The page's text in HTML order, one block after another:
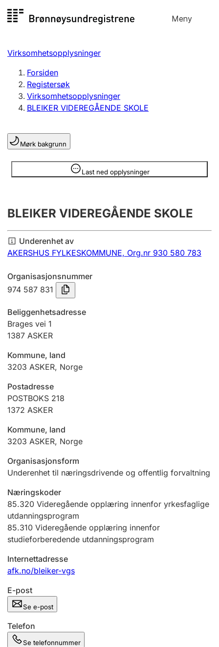
til
Meny
Registersøk
Aksjeselskap
Enkeltpersonforetak
Registrere, endre, slette
Lag og forening
Registrere, endre, slette
Årsregnskap
Innsending og forsinkelsesgebyr
Tinglysing
Jeger
Betaling og jegeravgiftskort
Ektepaktveileder
Offentlig sektor
Andre tema
Virksomhetsopplysninger
Forsiden
Registersøk
Virksomhetsopplysninger
BLEIKER VIDEREGÅENDE SKOLE
Mørk bakgrunn
Last ned opplysninger
Opplysninger er skjult
BLEIKER VIDEREGÅENDE SKOLE
Underenhet av
AKERSHUS FYLKESKOMMUNE, Org.nr 930 580 783
Organisasjonsnummer
974 587 831
Beliggenhetsadresse
Brages vei 1
1387 ASKER
Kommune, land
3203 ASKER, Norge
Postadresse
POSTBOKS 218
1372 ASKER
Kommune, land
3203 ASKER, Norge
Organisasjonsform
Underenhet til næringsdrivende og offentlig forvaltning
Næringskoder
85.320 Videregående opplæring innenfor yrkesfaglige
utdanningsprogram
85.310 Videregående opplæring innenfor
studieforberedende utdanningsprogram
Internettadresse
afk.no/bleiker-vgs
E-post
Se e-post
Telefon
Se telefonnummer